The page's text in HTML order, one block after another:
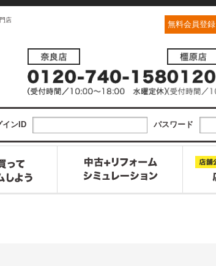
店 無料会員登録
インID パスワード